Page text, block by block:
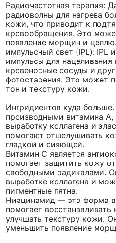
Радиочастотная терапия:
радиоволны для нагрева
кожи, что приводит к
кровообращения. Это
появление морщин и
импульсный свет (IPL): IPL
импульсы для нацеливания
кровеносные сосуды и
фотостарения. Это может
тон и текстуру кожи.
Ингридиентов куда
производными витамина
выработку коллагена и
помогают отшелушивать
гладкой и сияющей.
Витамин С является
помогает защитить кожу
свободными радикалами.
выработке коллагена и
пигментные пятна.
Ниацинамид — это форма
помогает
улучшать текстуру кожи.
уменьшить появление